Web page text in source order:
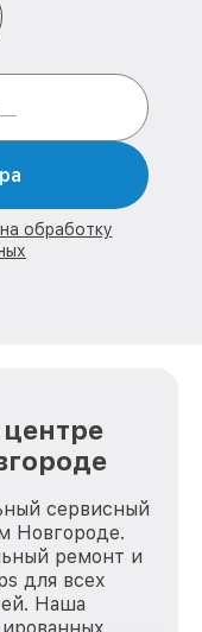
обработку
сервисный
Новгороде.
ремонт и
для всех
Наша